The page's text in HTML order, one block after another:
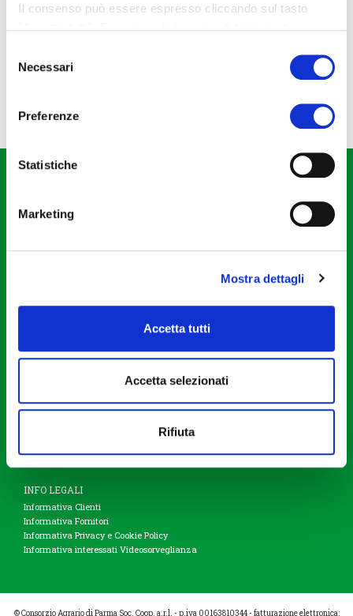
Il consenso può essere espresso cliccando sul tasto
delNecessari
Preferenze
Statistiche
Marketing
Mostra dettagli
Accetta tutti
Accetta selezionati
Rifiuta
Str. dei Mercati, 17 - Parma (PR)
tel +39.0521.9281
Stoccaggio e commercializzazione prodotti agricoli
Prodotti assicurativi
INFO LEGALI
Informativa Clienti
Informativa Fornitori
Informativa Privacy e Cookie Policy
Informativa interessati Videosorveglianza
© Consorzio Agrario di Parma Soc. Coop. a.r.l. - p.iva 00163810344 - fatturazione elettronica: